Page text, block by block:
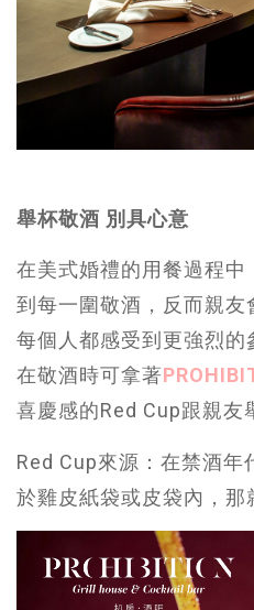
舉杯敬酒 別具心意
在美式婚禮的用餐過程
到每一圍敬酒，反而親
每個人都感受到更強烈的
在敬酒時可拿著
喜慶感的Red Cup跟親友
Red Cup來源：在禁酒年
於雞皮紙袋或皮袋內，那